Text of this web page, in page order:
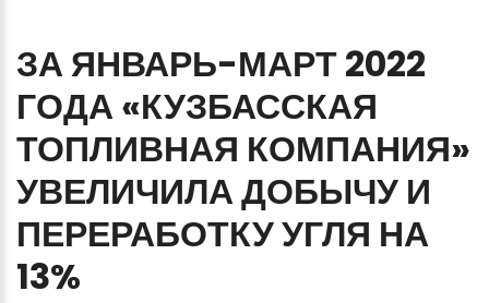
ЗАЯНВАРЬ-МАРТ2022
ГОДА «КУЗБАССКАЯ
ТОПЛИВНАЯ КОМПАНИЯ»
УВЕЛИЧИЛАДОБЫЧУ И
ПЕРЕРАБОТКУУГЛЯ НА
13%